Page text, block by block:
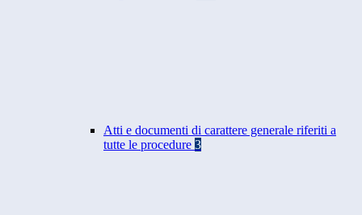
Atti e documenti di carattere generale riferiti a
tutte le procedure 3